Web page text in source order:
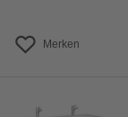
Merken